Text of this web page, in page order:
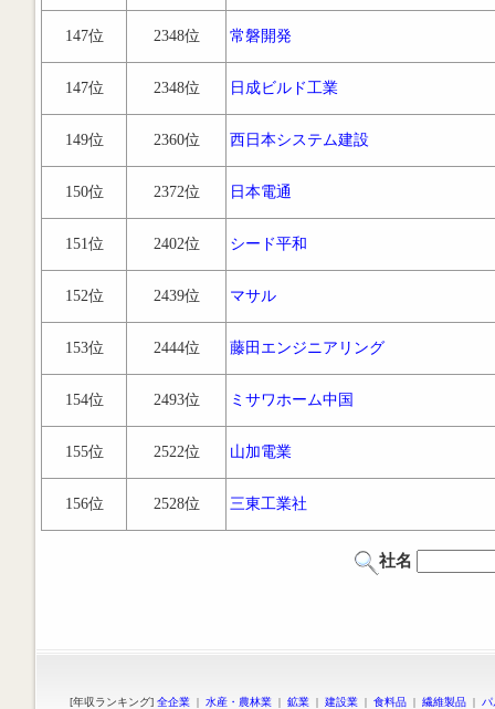
147位 2348位 常磐開発
147位 2348位 日成ビルド工業
149位 2360位 西日本システム建設
150位 2372位 日本電通
151位 2402位 シード平和
152位 2439位 マサル
153位 2444位 藤田エンジニアリング
154位 2493位 ミサワホーム中国
155位 2522位 山加電業
156位 2528位 三東工業社
社名
[年収ランキング] 全企業 | 水産・農林業 | 鉱業 | 建設業 | 食料品 | 繊維製品 |